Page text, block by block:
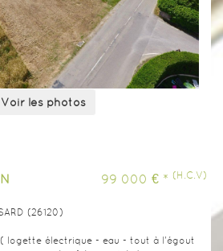
Voir les photos
99 000 € * (H.C.V)
(26120)
logette électrique - eau - tout à l'égout